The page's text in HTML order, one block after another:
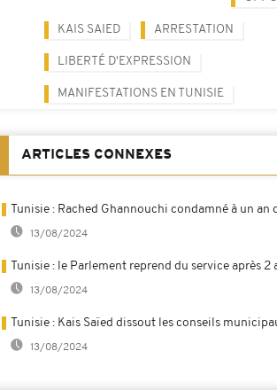
KAIS SAIED ARRESTATION
LIBERTÉ D'EXPRESSION
MANIFESTATIONS EN TUNISIE
ARTICLES CONNEXES
Tunisie : Rached Ghannouchi condamné à un an
13/08/2024
Tunisie : le Parlement reprend du service après 2
13/08/2024
Tunisie : Kais Saïed dissout les conseils
13/08/2024